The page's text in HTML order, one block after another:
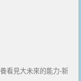
看見大未來的能力-新